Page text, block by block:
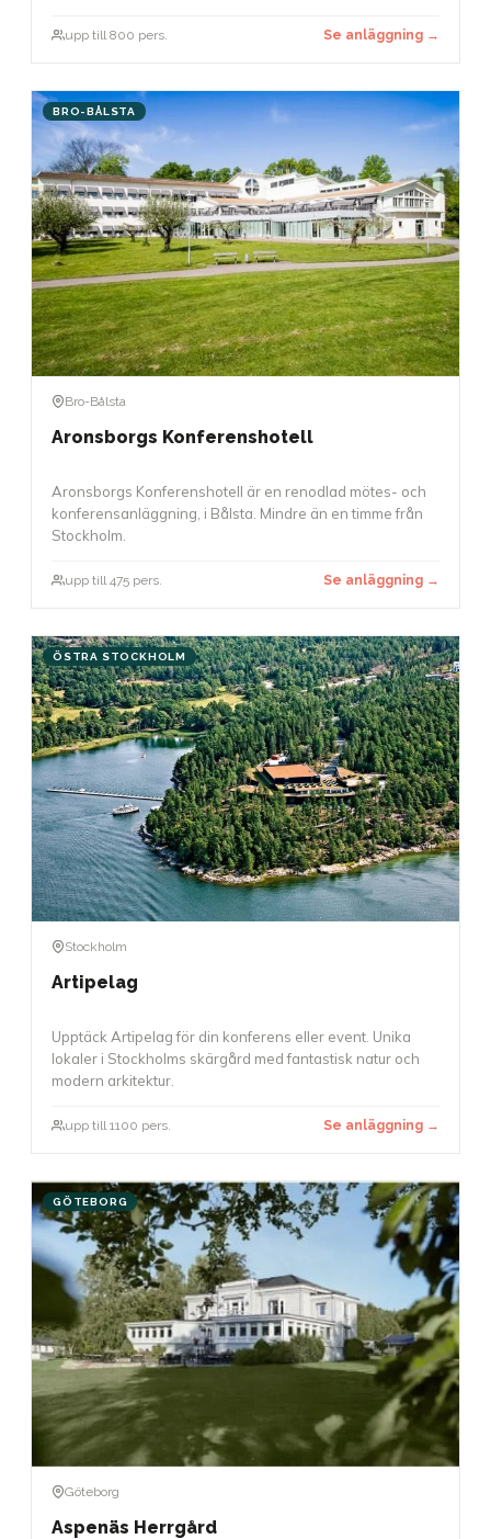
upp till 800 pers. Se anläggning →
BRO-BÅLSTA
Bro-Bålsta
Aronsborgs Konferenshotell
Aronsborgs Konferenshotell är en renodlad mötes- och
konferensanläggning, i Bålsta. Mindre än en timme från
Stockholm.
upp till 475 pers. Se anläggning →
ÖSTRA STOCKHOLM
Stockholm
Artipelag
Upptäck Artipelag för din konferens eller event. Unika
lokaler i Stockholms skärgård med fantastisk natur och
modern arkitektur.
upp till 1100 pers. Se anläggning →
GÖTEBORG
Göteborg
Aspenäs Herrgård